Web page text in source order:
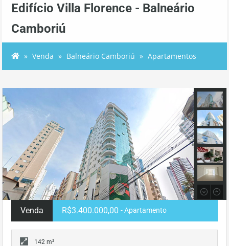
Edifício Villa Florence - Balneário
Camboriú
Venda Balneário Camboriú Apartamentos
Venda R$3.400.000,00 - Apartamento
142 m²